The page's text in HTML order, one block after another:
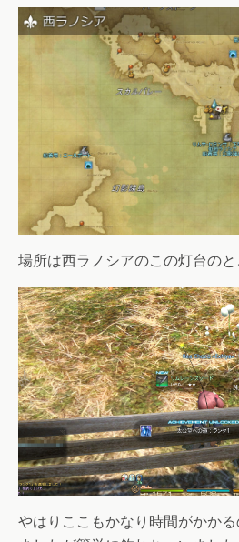
場所は西ラノシアのこの灯台のと
やはりここもかなり時間がかか